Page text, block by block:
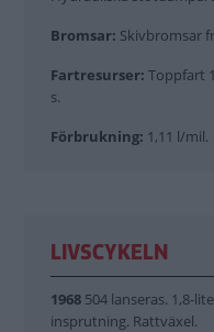
Bromsar: Skivbromsar
Fartresurser: Toppfart
s.
Förbrukning: 1,11 l/mil.
LIVSCYKELN
1968 504 lanseras. 1,8-
insprutning. Rattväxel.